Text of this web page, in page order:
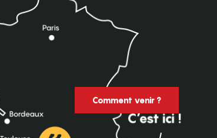
Comment venir ?